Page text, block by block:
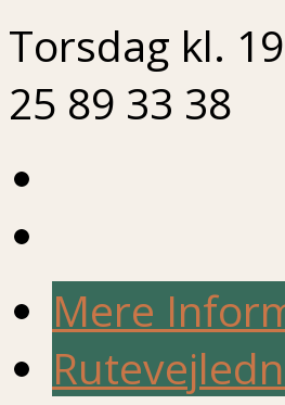
Torsdag kl.
25 89 33 38
Mere